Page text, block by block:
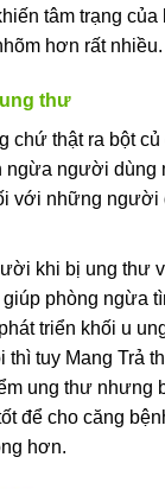
tâm trạng của
hơn rất nhiều.
thư
chứ thật ra bột
ngừa người dùng
với những người
khi bị ung thư
phòng ngừa
triển khối u
thì tuy Mang Trả
ung thư nhưng
để cho căng
hơn.